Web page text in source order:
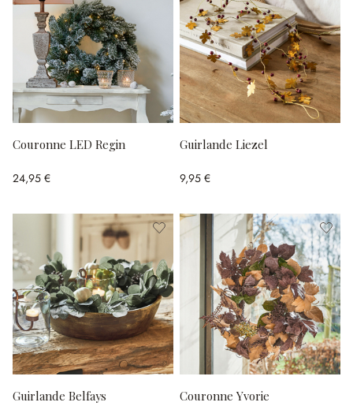
Couronne LED Regin
24,95 €
Guirlande Liezel
9,95 €
Guirlande Belfays Couronne Yvorie